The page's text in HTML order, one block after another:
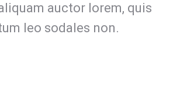
auctor lorem, quis
leo sodales non.